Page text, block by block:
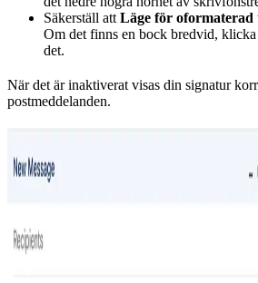
Säkerställ att Läge för oformaterad
Om det finns en bock bredvid, klicka
det.
När det är inaktiverat visas din signatur
postmeddelanden.